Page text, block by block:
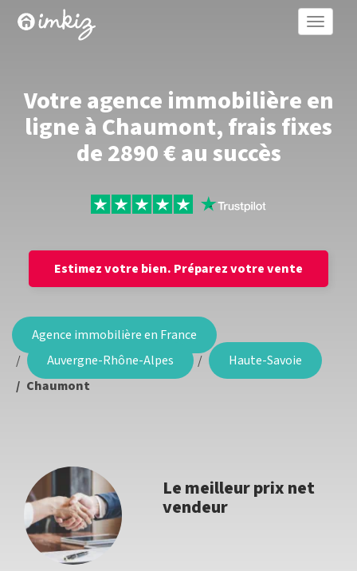
Toggle
Votre agence immobilière en
ligne à Chaumont, frais fixes
de 2890 € au succès
Estimez votre bien. Préparez votre vente
Agence immobilière en France
Auvergne-Rhône-Alpes
Haute-Savoie
Chaumont
Le meilleur prix net
vendeur